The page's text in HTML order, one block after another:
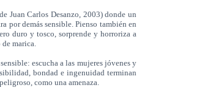
Juan Carlos Desanzo, 2003) donde un
por demás sensible. Pienso también en
duro y tosco, sorprende y horroriza a
marica.
escucha a las mujeres jóvenes y
bondad e ingenuidad terminan
como una amenaza.